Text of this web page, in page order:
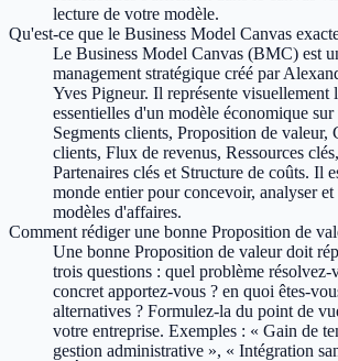
lecture de votre modèle.
Qu'est-ce que le Business Model Canvas
Le Business Model Canvas (BMC) est
management stratégique créé par
Yves Pigneur. Il représente visuellement
essentielles d'un modèle économique sur
Segments clients, Proposition de valeur,
clients, Flux de revenus, Ressources
Partenaires clés et Structure de coûts. Il
monde entier pour concevoir, analyser et
modèles d'affaires.
Comment rédiger une bonne Proposition de
Une bonne Proposition de valeur doit
trois questions : quel problème résolvez-
concret apportez-vous ? en quoi êtes-
alternatives ? Formulez-la du point de
votre entreprise. Exemples : « Gain de
gestion administrative », « Intégration